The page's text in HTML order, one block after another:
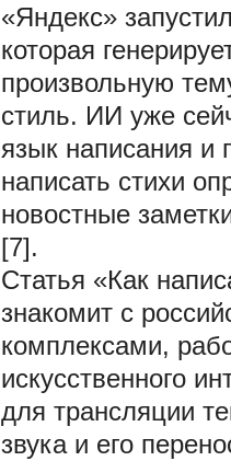
«Яндекс»
которая
произвольную
стиль. ИИ уже
язык написания и
написать стихи
новостные
[7].
Статья «Как
знакомит с
комплексами,
искусственного
для трансляции
звука и его